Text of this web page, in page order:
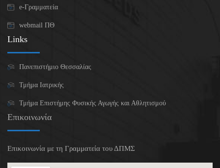
e-Γραμματεία
webmail ΠΘ
Links
Πανεπιστήμιο Θεσσαλίας
Τμήμα Ιατρικής
Τμήμα Επιστήμης Φυσικής Αγωγής και Αθλητισμού
Επικοινωνία
Επικοινωνία με τη Γραμματεία του ΔΠΜΣ